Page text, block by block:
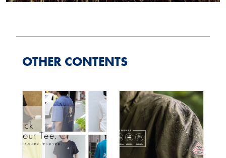
OTHER CONTENTS